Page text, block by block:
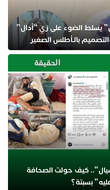
“تيفاوين” يسلط الضوء على زي “أدال”
بالـأطلس الصغير
كيف حولت الصحافة
بسبتة؟